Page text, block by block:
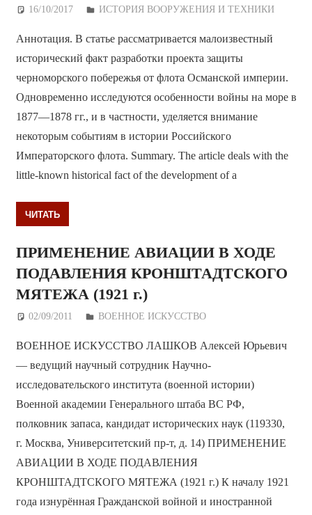
16/10/2017 Дежурный по Редакции
ИСТОРИЯ ВООРУЖЕНИЯ И ТЕХНИКИ
Аннотация. В статье рассматривается малоизвестный
исторический факт разработки проекта защиты
черноморского побережья от флота Османской империи.
Одновременно исследуются особенности войны на море в
1877—1878 гг., и в частности, уделяется внимание
некоторым событиям в истории Российского
Императорского флота. Summary. The article deals with the
little-known historical fact of the development of a
ЧИТАТЬ
ПРИМЕНЕНИЕ АВИАЦИИ В ХОДЕ
ПОДАВЛЕНИЯ КРОНШТАДТСКОГО
МЯТЕЖА (1921 г.)
02/09/2011 Дежурный по Редакции
ВОЕННОЕ ИСКУССТВО
ВОЕННОЕ ИСКУССТВО ЛАШКОВ Алексей Юрьевич
— ведущий научный сотрудник Научно-
исследовательского института (военной истории)
Военной академии Генерального штаба ВС РФ,
полковник запаса, кандидат исторических наук (119330,
г. Москва, Университетский пр-т, д. 14) ПРИМЕНЕНИЕ
АВИАЦИИ В ХОДЕ ПОДАВЛЕНИЯ
КРОНШТАДТСКОГО МЯТЕЖА (1921 г.) К началу 1921
года изнурённая Гражданской войной и иностранной